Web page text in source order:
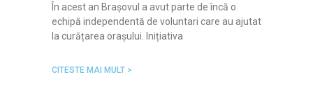
În acest an Brașovul a avut parte de încă o
echipă independentă de voluntari care au ajutat
la curățarea orașului. Inițiativa
CITESTE MAI MULT >